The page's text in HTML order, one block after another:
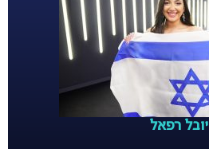
יובל רפאל